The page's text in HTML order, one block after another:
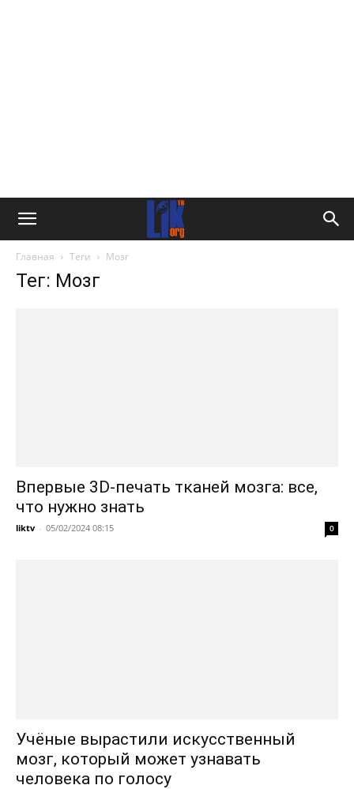
Главная Теги Мозг
Тег: Мозг
Впервые 3D-печать тканей мозга: все,
что нужно знать
liktv - 05/02/2024 08:15 0
Учёные вырастили искусственный
мозг, который может узнавать
человека по голосу